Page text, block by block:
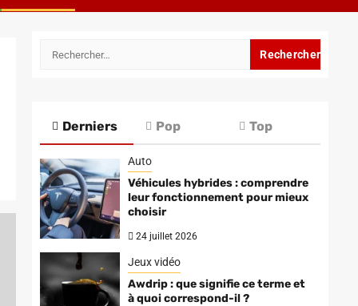
Rechercher :
Derniers Pop Top
Auto
Véhicules hybrides : comprendre
leur fonctionnement pour mieux
choisir
24 juillet 2026
Jeux vidéo
Awdrip : que signifie ce terme et
à quoi correspond-il ?